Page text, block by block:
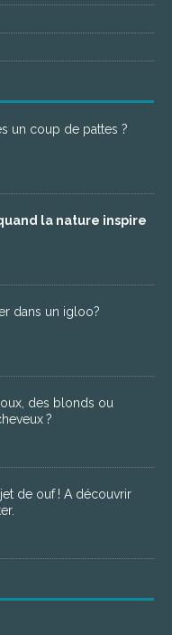
un coup de pattes ?
la nature inspire
dans un igloo?
des blonds ou
?
de ouf ! A découvrir